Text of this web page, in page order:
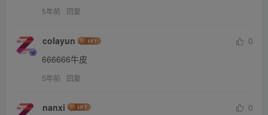
5年前 回复
colayun
0
666666牛皮
5年前 回复
nanxi
0